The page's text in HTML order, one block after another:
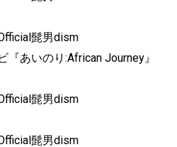
髭男dism
あいのり:African Journey』
髭男dism
髭男dism